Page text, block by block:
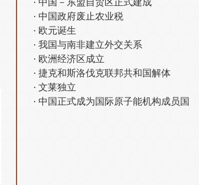
中国－东盟自贸区正式建成
中国政府废止农业税
欧元诞生
我国与南非建立外交关系
欧洲经济区成立
捷克和斯洛伐克联邦共和国解体
文莱独立
中国正式成为国际原子能机构成员国